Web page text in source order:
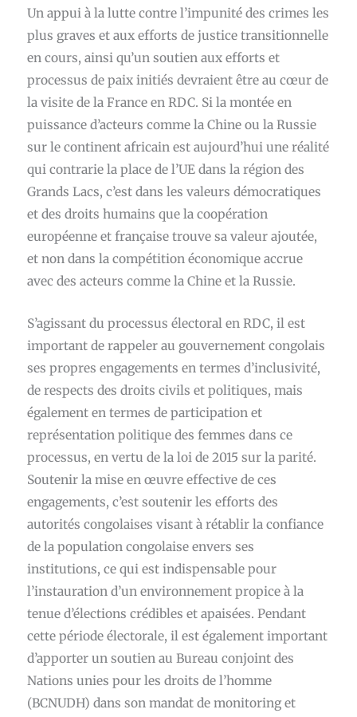
Un appui à la lutte contre l’impunité des crimes les
plus graves et aux efforts de justice transitionnelle
en cours, ainsi qu’un soutien aux efforts et
processus de paix initiés devraient être au cœur de
la visite de la France en RDC. Si la montée en
puissance d’acteurs comme la Chine ou la Russie
sur le continent africain est aujourd’hui une réalité
qui contrarie la place de l’UE dans la région des
Grands Lacs, c’est dans les valeurs démocratiques
et des droits humains que la coopération
européenne et française trouve sa valeur ajoutée,
et non dans la compétition économique accrue
avec des acteurs comme la Chine et la Russie.
S’agissant du processus électoral en RDC, il est
important de rappeler au gouvernement congolais
ses propres engagements en termes d’inclusivité,
de respects des droits civils et politiques, mais
également en termes de participation et
représentation politique des femmes dans ce
processus, en vertu de la loi de 2015 sur la parité.
Soutenir la mise en œuvre effective de ces
engagements, c’est soutenir les efforts des
autorités congolaises visant à rétablir la confiance
de la population congolaise envers ses
institutions, ce qui est indispensable pour
l’instauration d’un environnement propice à la
tenue d’élections crédibles et apaisées. Pendant
cette période électorale, il est également important
d’apporter un soutien au Bureau conjoint des
Nations unies pour les droits de l’homme
(BCNUDH) dans son mandat de monitoring et